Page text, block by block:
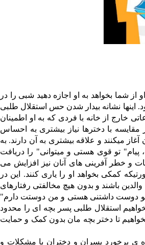
شما بخواهد به او اجازه دهید شبی را در
اینها نشانه بیدار شدن حس استقلال طلبی
خارج از خانه با فردی که به او اطمینان
مقایسه با دخترها نیاز بیشتری به احساس
آغاز میکنند و علاقه بیشتری به آن دارند. به
پیام" تو قوی هستی و میتوانی" را دریافت
و خطر آفرینی های آنان نیز افزایش می
کمکی بخواهد او را یاری کنند. این در
باشند و بدون هیچ مخالفتی رفتارهای
تو دوست داشتنی هستی و من دوستت دارم"
استقلال طلبی پسر بچه ای را محدود
بخواهیم تا دختر بچه مان بدون کمک و حمایت
ی برخورد پسران و دختران با مشکلات و